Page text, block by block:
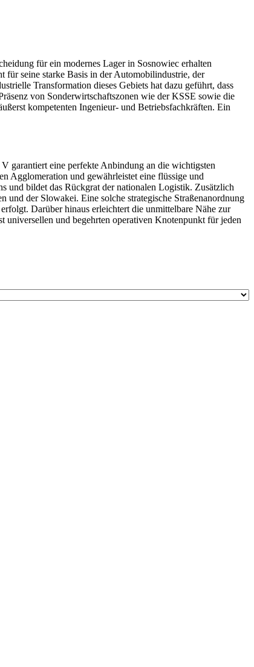
für ein modernes Lager in Sosnowiec erhalten
für seine starke Basis in der Automobilindustrie, der
Transformation dieses Gebiets hat dazu geführt, dass
von Sonderwirtschaftszonen wie der KSSE sowie die
kompetenten Ingenieur- und Betriebsfachkräften. Ein
garantiert eine perfekte Anbindung an die wichtigsten
Agglomeration und gewährleistet eine flüssige und
und bildet das Rückgrat der nationalen Logistik. Zusätzlich
der Slowakei. Eine solche strategische Straßenanordnung
Darüber hinaus erleichtert die unmittelbare Nähe zur
universellen und begehrten operativen Knotenpunkt für jeden